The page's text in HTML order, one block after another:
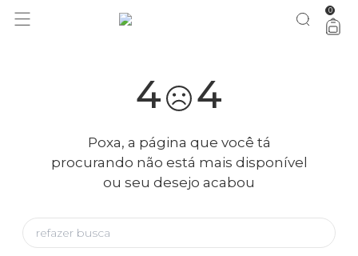
0
4 4
Poxa, a página que você tá
procurando não está mais disponível
ou seu desejo acabou